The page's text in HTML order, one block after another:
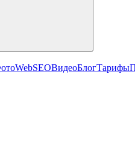
WebSEOВидеоБлогТарифы